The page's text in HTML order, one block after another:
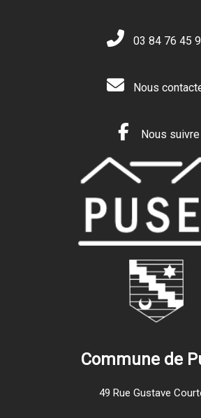
03 84 76 45
Nous
Nous suivre
Commune de
49 Rue Gustave